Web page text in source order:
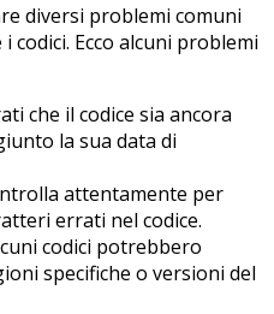
diversi problemi comuni
Ecco alcuni problemi
che il codice sia ancora
la sua data di
attentamente per
errati nel codice.
codici potrebbero
specifiche o versioni del